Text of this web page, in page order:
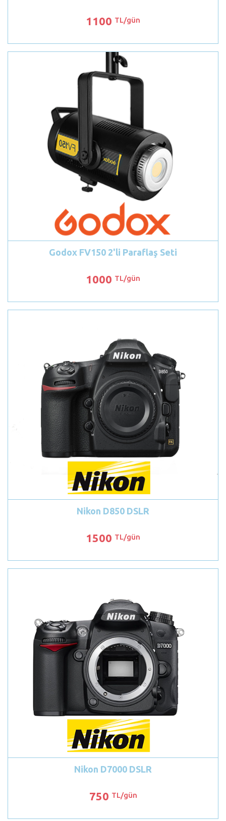
1100 TL/gün
Godox FV150 2'li Paraflaş Seti
1000 TL/gün
Nikon D850 DSLR
1500 TL/gün
Nikon D7000 DSLR
750 TL/gün